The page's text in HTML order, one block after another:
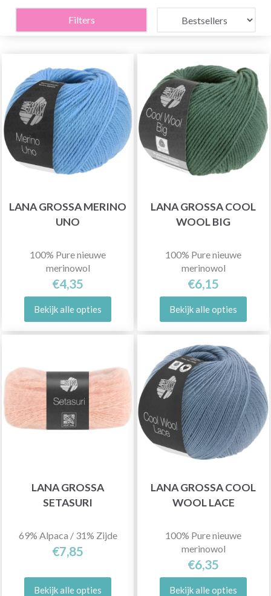
Filters
LANA GROSSA MERINO
UNO
100% Pure nieuwe
merinowol
€4,35
Bekijk alle opties
LANA GROSSA COOL
WOOL BIG
100% Pure nieuwe
merinowol
€6,15
Bekijk alle opties
LANA GROSSA
SETASURI
69% Alpaca / 31% Zijde
€7,85
Bekijk alle opties
LANA GROSSA COOL
WOOL LACE
100% Pure nieuwe
merinowol
€6,35
Bekijk alle opties